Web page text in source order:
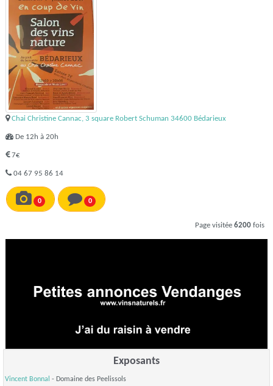
Chai Christine Cannac, 3 square Robert Schuman 34600 Bédarieux
De 12h à 20h
7€
04 67 95 86 14
0 0
Page visitée 6200 fois
Exposants
Vincent Bonnal - Domaine des Peelissols